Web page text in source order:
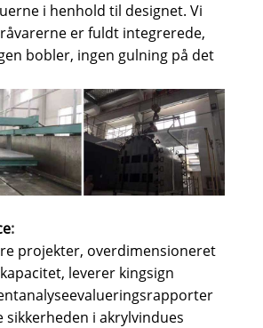
i henhold til designet. Vi
er fuldt integrerede,
bobler, ingen gulning på det
:
projekter, overdimensioneret
leverer kingsign
i akrylvindues